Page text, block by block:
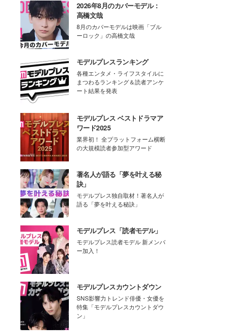
2026年8月のカバーモデル：
高橋文哉
8月のカバーモデルは映画「ブル
ーロック」の高橋文哉
モデルプレスランキング
各種エンタメ・ライフスタイルに
まつわるランキング＆読者アンケ
ート結果を発表
モデルプレス ベストドラマア
ワード2025
業界初！ 全プラットフォーム横断
の大規模読者参加型アワード
著名人が語る「夢を叶える秘
訣」
モデルプレス独自取材！著名人が
語る「夢を叶える秘訣」
モデルプレス「読者モデル」
モデルプレス読者モデル 新メンバ
ー加入！
モデルプレスカウントダウン
SNS影響力トレンド俳優・女優を
特集「モデルプレスカウントダウ
ン」